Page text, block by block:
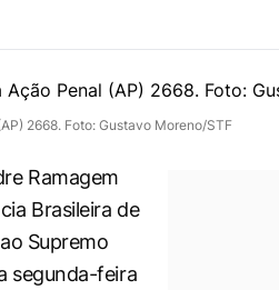
2668. Foto: Gustavo Moreno/STF
Ramagem
Brasileira de
Supremo
segunda-feira